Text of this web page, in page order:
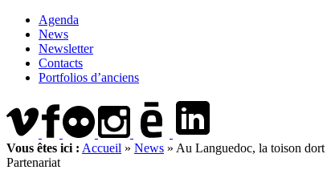
Agenda
News
Newsletter
Contacts
Portfolios d’anciens
Vous êtes ici : Accueil » News » Au Languedoc, la toison dort
Partenariat